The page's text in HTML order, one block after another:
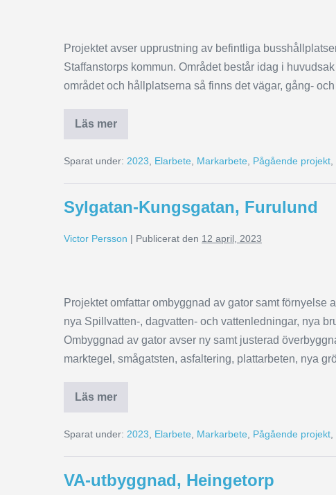
Projektet avser upprustning av befintliga
Staffanstorps kommun. Området består idag i
området och hållplatserna så finns det vägar, gång-
Läs mer
Sparat under: 2023 Elarbete Markarbete Pågående projekt
Sylgatan-Kungsgatan, Furulund
Victor Persson | Publicerat den 12 april, 2023
Projektet omfattar ombyggnad av gator samt
nya Spillvatten-, dagvatten- och vattenledningar, nya
Ombyggnad av gator avser ny samt justerad
marktegel, smågatsten, asfaltering, plattarbeten, nya
Läs mer
Sparat under: 2023 Elarbete Markarbete Pågående projekt
VA-utbyggnad, Heingetorp